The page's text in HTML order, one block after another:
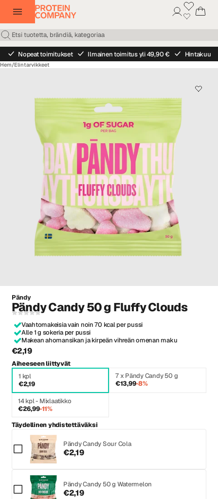
Nopeat toimitukset Ilmainen toimitus yli 49,90 € Hintakuu
Hem/Elintarvikkeet
Pändy
Pändy Candy 50 g Fluffy Clouds
Vaahtomakeisia vain noin 70 kcal per pussi
Alle 1 g sokeria per pussi
Makean ahomansikan ja kirpeän vihreän omenan maku
€2,19
Aiheeseen liittyvät
1 kpl
€2,19
7 x Pändy Candy 50 g
€13,99-8%
14 kpl - Mixlaatikko
€26,99-11%
Täydellinen yhdistettäväksi
Pändy Candy Sour Cola
€2,19
Pändy Candy 50 g Watermelon
€2,19